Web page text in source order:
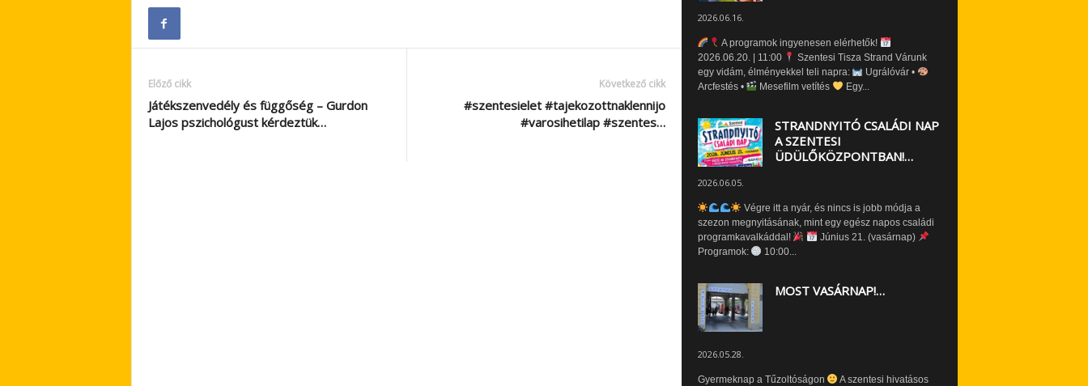
Előző cikk
Játékszenvedély és függőség – Gurdon
Lajos pszichológust kérdeztük…
Következő cikk
#szentesielet #tajekozottnaklennijo
#varosihetilap #szentes…
2026.06.16.
A programok ingyenesen elérhetők!
2026.06.20. | 11:00
Szentesi Tisza Strand Várunk
egy vidám, élményekkel teli napra:
Ugrálóvár •
Arcfestés •
Mesefilm vetítés Egy...
STRANDNYITÓ CSALÁDI NAP
A SZENTESI
ÜDÜLŐKÖZPONTBAN!…
2026.06.05.
Végre itt a nyár, és nincs is jobb módja a
szezon megnyitásának, mint egy egész napos családi
programkavalkáddal!
Június 21. (vasárnap)
Programok:
10:00...
MOST VASÁRNAP!…
2026.05.28.
Gyermeknap a Tűzoltóságon
A szentesi hivatásos